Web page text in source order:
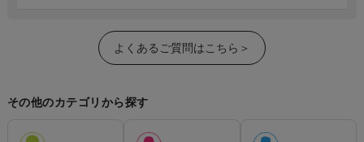
よくあるご質問はこちら＞
その他のカテゴリから探す